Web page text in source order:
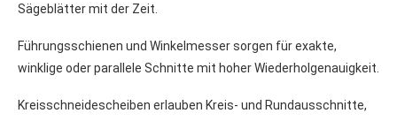
Sägeblätter mit der Zeit.
Führungsschienen und Winkelmesser sorgen für exakte,
winklige oder parallele Schnitte mit hoher Wiederholgenauigkeit.
Kreisschneidescheiben erlauben Kreis- und Rundausschnitte,